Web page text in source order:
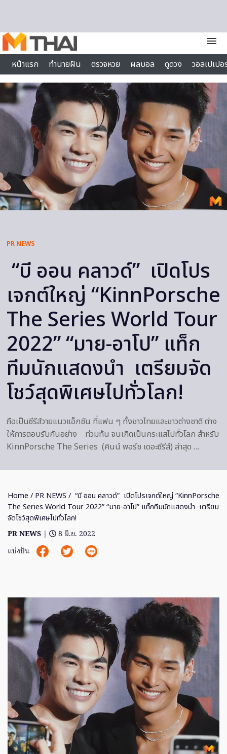
menu
หน้าแรก
ทำนายฝัน ตรวจหวย ผลบอล ดูดวง
วอลเปเป
ไลฟ์สไตล์
PR NEWS
“บี ออน คลาวด์” เปิดโปร
เจกต์ใหญ่ “KinnPorsche
The Series World Tour
2022” “มาย-อาโป” แท็ก
ทีมนักแสดงนำ เตรียมจัด
โชว์สุดพิเศษไปทั่วโลก!
ถือเป็นซีรีส์วายแนวแอ็กชัน ที่แฟน ๆ ทั้งชาวไทยและชาวต่างชาติ ต่าง
ให้การตอบรับกันอย่าง ท่วมท้น จนเกิดเป็นกระแสไปทั่วโลก สำหรับ
KinnPorsche The Series (คินน์ พอร์ช เดอะซีรีส์) ล่าสุด …
Home / PR NEWS / “บี ออน คลาวด์” เปิดโปรเจกต์ใหญ่ “KinnPorsche
The Series World Tour 2022” “มาย-อาโป” แท็กทีมนักแสดงนำ เตรียม
จัดโชว์สุดพิเศษไปทั่วโลก!
PR NEWS |
8 มิ.ย. 2022
แบ่งปัน